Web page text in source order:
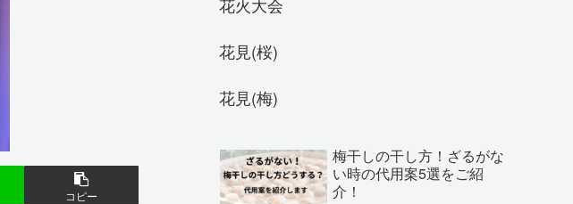
コピー
花見(桜)
花見(梅)
梅干しの干し方！ざるがな
い時の代用案5選をご紹
介！